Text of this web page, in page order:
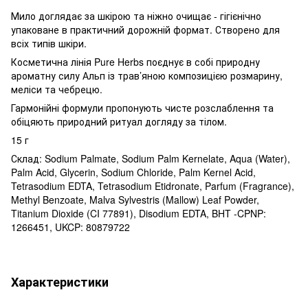
Мило доглядає за шкірою та ніжно очищає - гігієнічно
упаковане в практичний дорожній формат. Створено для
всіх типів шкіри.
Косметична лінія Pure Herbs поєднує в собі природну
ароматну силу Альп із трав’яною композицією розмарину,
меліси та чебрецю.
Гармонійні формули пропонують чисте розслаблення та
обіцяють природний ритуал догляду за тілом.
15 г
Склад: Sodium Palmate, Sodium Palm Kernelate, Aqua (Water),
Palm Acid, Glycerin, Sodium Chloride, Palm Kernel Acid,
Tetrasodium EDTA, Tetrasodium Etidronate, Parfum (Fragrance),
Methyl Benzoate, Malva Sylvestris (Mallow) Leaf Powder,
Titanium Dioxide (CI 77891), Disodium EDTA, BHT -CPNP:
1266451, UKCP: 80879722
Характеристики